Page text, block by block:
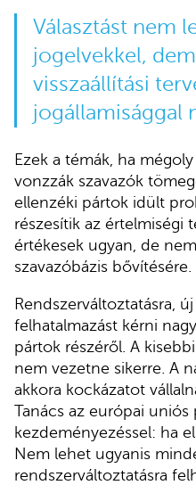
Választást nem
jogelvekkel,
visszaállítási
jogállamisággal
Ezek a témák, ha
vonzzák szavazók
ellenzéki pártok idült
részesítik az értelmiségi
értékesek ugyan, de
szavazóbázis bővítésére.
Rendszerváltoztatásra,
felhatalmazást kérni
pártok részéről. A
nem vezetne sikerre. A
akkora kockázatot
Tanács az európai uniós
kezdeményezéssel: ha
Nem lehet ugyanis
rendszerváltoztatásra